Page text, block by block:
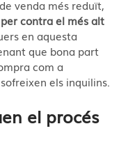
venda més reduït,
contra el més alt
en aquesta
que bona part
com a
els inquilins.
el procés